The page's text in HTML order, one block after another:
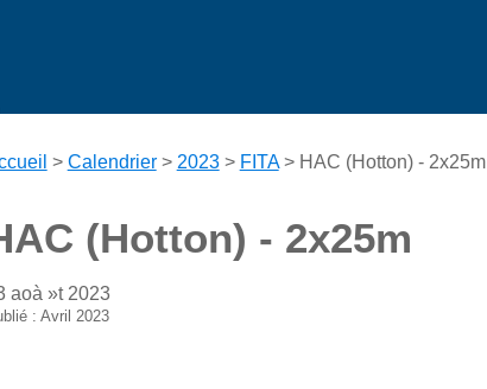
> Calendrier> 2023> FITA> HAC (Hotton) - 2x25m
(Hotton) - 2x25m
aoà »t 2023
: Avril 2023